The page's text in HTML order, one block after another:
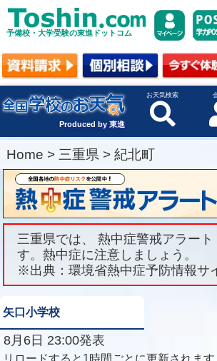
予備校・大学受験の東進ドットコム
Produced by 東進
お天気検索
Home > 三重県 > 紀北町
三重県では、 熱中症警戒アラート
す。熱中症に注意しましょう。
※出典：環境省熱中症予防情報サ
矢口小学校
8月6日 23:00発表
リロードすると1時間ごとに更新されます